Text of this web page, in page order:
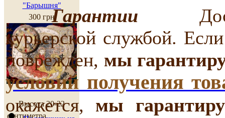
300 грн
"Барышня"
Высота 20-22
Гарантии
курьерской службой.
поврежден, мы
условий получения
окажется, мы